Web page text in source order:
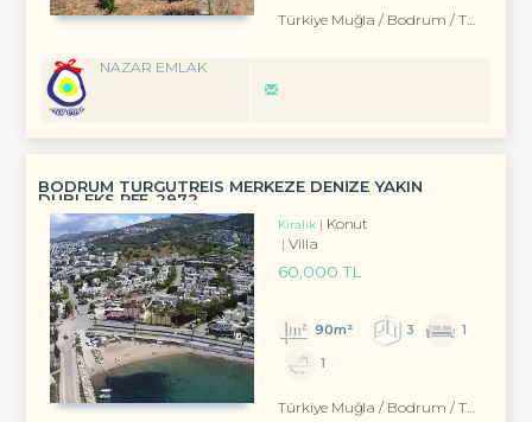
Türkiye Muğla / Bodrum / Turgutreis
NAZAR EMLAK
BODRUM TURGUTREİS MERKEZE DENİZE YAKIN
DUBLEKS REF-2972
Kiralık
Konut
Villa
60,000 TL
90m² 3
1
1
Türkiye Muğla / Bodrum / Turgutreis